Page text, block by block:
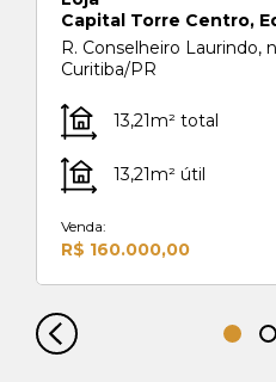
Capital Torre Centro,
R. Conselheiro Laurindo,
Curitiba/PR
13,21m² total
13,21m² útil
Venda:
R$ 160.000,00